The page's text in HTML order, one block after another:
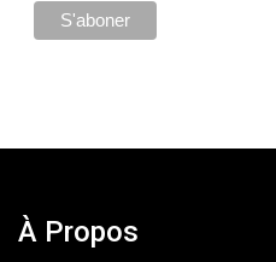
À Propos